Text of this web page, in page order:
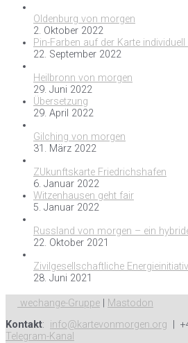
Oldenburg von morgen
2. Oktober 2022
Pin-Farben auf der Karte individuell
22. September 2022
Heilbronn von morgen
29. Juni 2022
Übersetzung
29. April 2022
Gilching von morgen
31. März 2022
ZUkunftskarte Friedrichshafen
6. Januar 2022
Witzenhausen geht fair
5. Januar 2022
Russland von morgen – ein
22. Oktober 2021
Zivilgesellschaftliche
28. Juni 2021
wechange-Gruppe
Mastodon
Kontakt: info@kartevonmorgen.org |
Telegram-Kanal